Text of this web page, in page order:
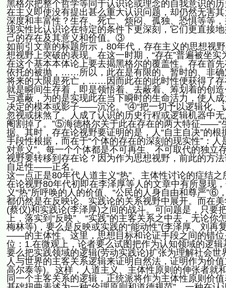
黑格尔把整个哲学等同于认识论或理念的自我意识的
在主义即使没有提出甚么重大认识问题，却仍然无害
深度和丰富性？生存、死亡、烦闷、孤独、恐惧等等
现实性比认识论在特定的条件下更深刻，它们更直接
己的存在及其意义和价值。③
如前引文章的标题所示，80年代，存在主义的思想视
想视野上突破的表现。在这一时期，“存在”普遍被坐
在这个基本本体论上要去揭黑格尔的覆盖性。存在首
依托的被抛，……所以，此在是有限的、暂时的、非确
将来的大限是死亡，……因而此在的此时性便获得了
就是瞬间生存着，即是领悟着、去蔽着、筹划着的创
与遮蔽，为的是实现此在当下瞬时的生命活力，使人
决定的模本或影子——沉沦。”④“把一切予以逻辑化、
忽视或抹煞了。人成了认识的历史行程或逻辑机器中
阉割掉了。”⑤海德格尔关于此在存在的两大特征——“
据。其时，存在论视野要证明的是，人“自主自决”的
手段性根据，而在于“个体的存在的深刻的现实性”：人
对意义”。每一个个体都是不可再生、不可取代的独
视野要转移到存在论？因为作为思想视野，前此的方
自足性——正名。
这一点正是80年代人道主义“热”、主体性讨论的症结
在论视野80年代初即在李泽厚等人的文章中有所显现
义“热”所呼唤的人的价值、“公民的人身自由和尊严
都仍然是在反映论、实践论的关系视野中展开。而在
(蔡仪)和实践论(李泽厚)之间的战斗。可问题是，只要
上，落实到“反映”、“实践”的主客关系之中去，无论
梅林等)，要么是反映或实践的“能动性”(李泽厚、刘
——的主体性。这里，思想目标和论证手段之间的错
位：1.在微观上，论者要么试图把作为认知领域的逻
要么把实践领域的逻辑(劳动实践论)扩张为理解社会
人与世界的主客关系逻辑来证明自然法，证明作为价
高尔泰等)。这样，人道主义、主体性原则的伸张者就
同一个主客关系的逻辑，正统派将作为主体性原则价